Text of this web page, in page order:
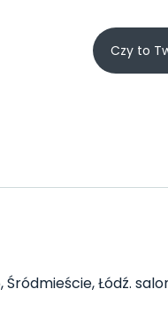
Czy to
Łódź.